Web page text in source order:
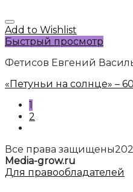
Add to Wishlist
Быстрый просмотр
Фетисов Евгений
«Петуньи на солнце» –
1
2
Все права
Media-grow.ru
Для правообладателей